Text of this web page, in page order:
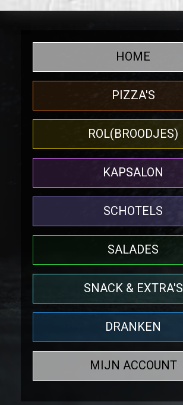
HOME
PIZZA'S
ROL(BROODJES)
KAPSALON
SCHOTELS
SALADES
SNACK & EXTRA'S
DRANKEN
MIJN ACCOUNT